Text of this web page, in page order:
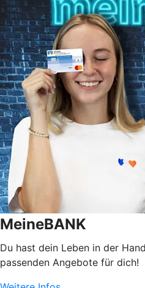
MeineBANK
Du hast dein Leben in der
passenden Angebote für dich!